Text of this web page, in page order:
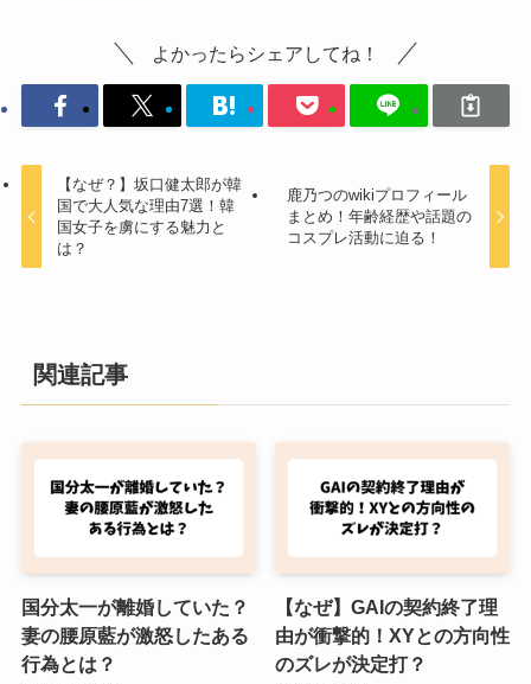
よかったらシェアしてね！
【なぜ？】坂口健太郎が韓
国で大人気な理由7選！韓
国女子を虜にする魅力と
は？
鹿乃つのwikiプロフィール
まとめ！年齢経歴や話題の
コスプレ活動に迫る！
関連記事
国分太一が離婚していた？
妻の腰原藍が激怒したある
行為とは？
【なぜ】GAIの契約終了理
由が衝撃的！XYとの方向性
のズレが決定打？